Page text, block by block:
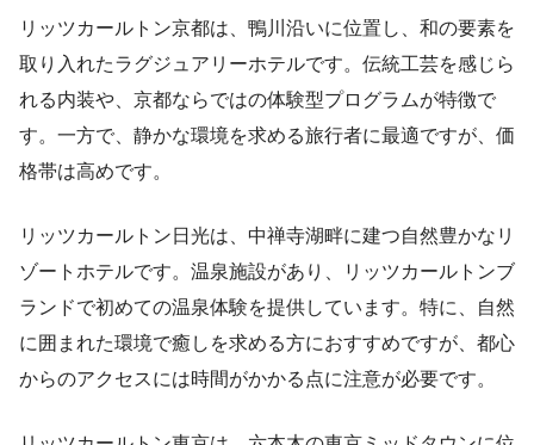
リッツカールトン京都は、鴨川沿いに位置し、和の要素を
取り入れたラグジュアリーホテルです。伝統工芸を感じら
れる内装や、京都ならではの体験型プログラムが特徴で
す。一方で、静かな環境を求める旅行者に最適ですが、価
格帯は高めです。
リッツカールトン日光は、中禅寺湖畔に建つ自然豊かなリ
ゾートホテルです。温泉施設があり、リッツカールトンブ
ランドで初めての温泉体験を提供しています。特に、自然
に囲まれた環境で癒しを求める方におすすめですが、都心
からのアクセスには時間がかかる点に注意が必要です。